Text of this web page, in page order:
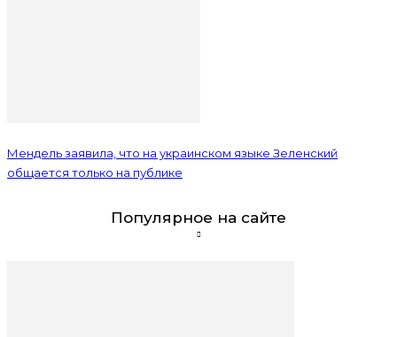
Мендель заявила, что на украинском языке Зеленский
общается только на публике
Популярное на сайте